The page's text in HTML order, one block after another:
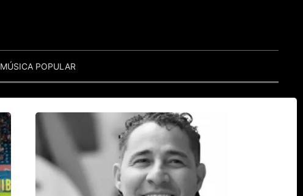
MÚSICA POPULAR